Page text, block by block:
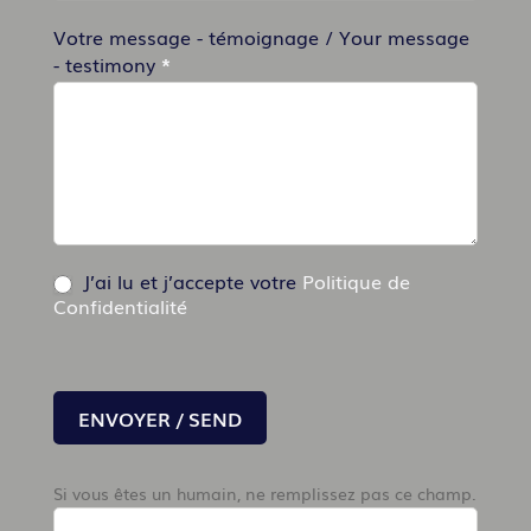
Votre message - témoignage / Your message
- testimony *
J’ai lu et j’accepte votre Politique de
Confidentialité
ENVOYER / SEND
Si vous êtes un humain, ne remplissez pas ce champ.